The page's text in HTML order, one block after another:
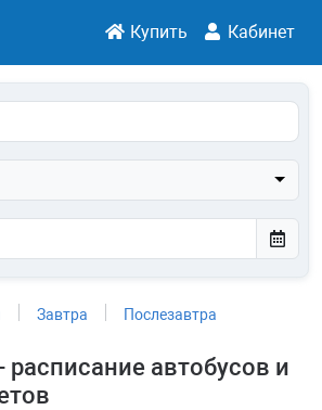
Купить Кабинет
Завтра Послезавтра
автобусов и